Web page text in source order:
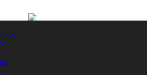
085215765758
lanjut?
yang meninggal